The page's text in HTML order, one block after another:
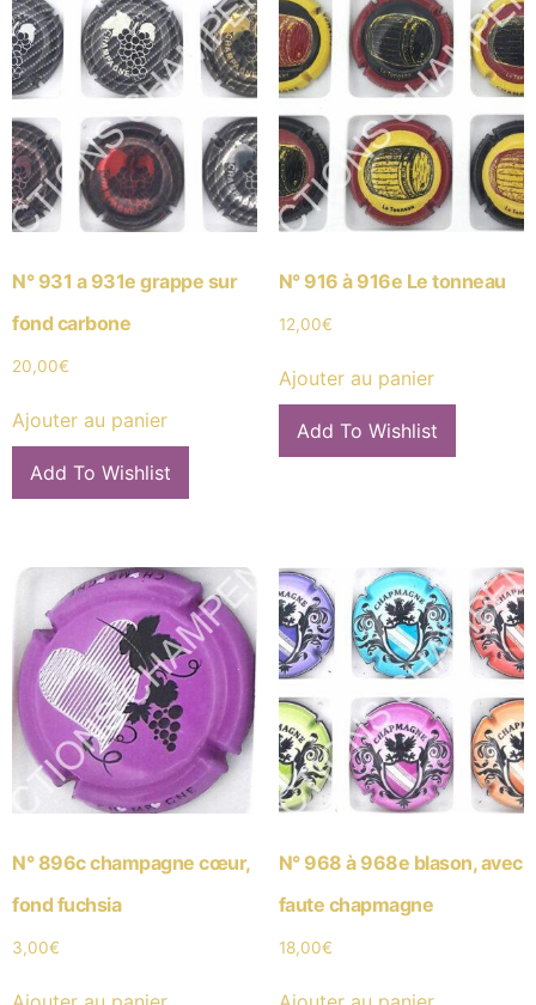
N° 931 a 931e grappe sur
fond carbone
20,00€
Ajouter au panier
Add To Wishlist
N° 916 à 916e Le tonneau
12,00€
Ajouter au panier
Add To Wishlist
N° 896c champagne cœur,
fond fuchsia
3,00€
N° 968 à 968e blason, avec
faute chapmagne
18,00€